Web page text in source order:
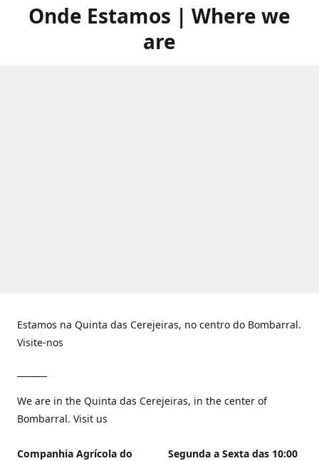
Onde Estamos | Where we
are
Estamos na Quinta das Cerejeiras, no centro do Bombarral.
Visite-nos
We are in the Quinta das Cerejeiras, in the center of
Bombarral. Visit us
Companhia Agrícola do
Segunda a Sexta das 10:00